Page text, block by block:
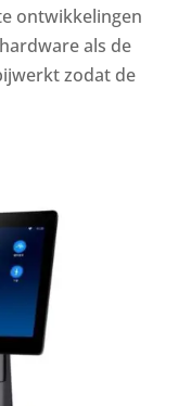
ontwikkelingen
als de
zodat de